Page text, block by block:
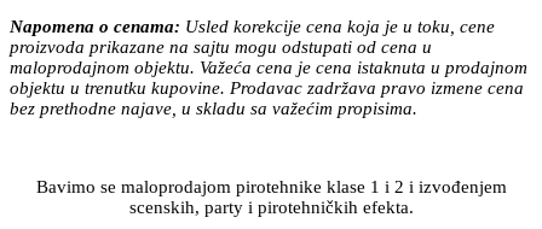
Napomena o cenama: Usled korekcije cena koja je u toku, cene
proizvoda prikazane na sajtu mogu odstupati od cena u
maloprodajnom objektu. Važeća cena je cena istaknuta u prodajnom
objektu u trenutku kupovine. Prodavac zadržava pravo izmene cena
bez prethodne najave, u skladu sa važećim propisima.
Bavimo se maloprodajom pirotehnike klase 1 i 2 i izvođenjem
scenskih, party i pirotehničkih efekta.